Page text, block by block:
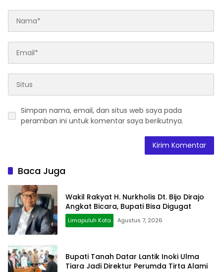
Simpan nama, email, dan situs web saya pada
peramban ini untuk komentar saya berikutnya.
Baca Juga
Wakil Rakyat H. Nurkholis Dt. Bijo Dirajo
Angkat Bicara, Bupati Bisa Digugat
Limapuluh Kota Agustus 7, 2026
Bupati Tanah Datar Lantik Inoki Ulma
Tiara Jadi Direktur Perumda Tirta Alami